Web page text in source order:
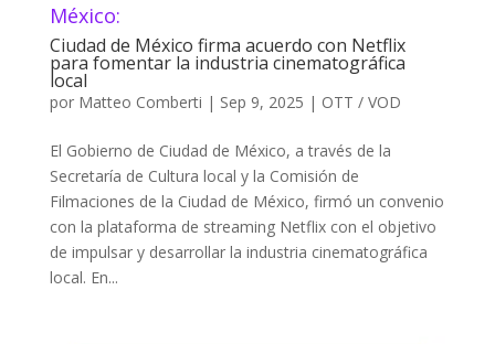
México:
Ciudad de México firma acuerdo con Netflix
para fomentar la industria cinematográfica
local
por Matteo Comberti | Sep 9, 2025 | OTT / VOD
El Gobierno de Ciudad de México, a través de la
Secretaría de Cultura local y la Comisión de
Filmaciones de la Ciudad de México, firmó un convenio
con la plataforma de streaming Netflix con el objetivo
de impulsar y desarrollar la industria cinematográfica
local. En...